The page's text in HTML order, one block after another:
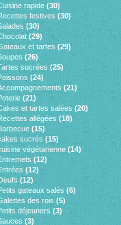
rapide (30)
festives (30)
(30)
(29)
et tartes (29)
(26)
sucrées (25)
(24)
(21)
(21)
et tartes salées (20)
allégées (18)
(15)
sucrés (15)
végétarienne (14)
(12)
(12)
(12)
gateaux salés (6)
des rois (5)
déjeuners (3)
(3)